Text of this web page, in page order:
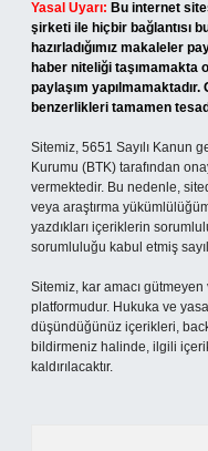
Yasal Uyarı: Bu internet
şirketi ile hiçbir bağlantısı
hazırladığımız makaleler
haber niteliği taşımamakta
paylaşım
benzerlikleri tamamen
Sitemiz, 5651 Sayılı Kanun
Kurumu (BTK) tarafından
vermektedir. Bu nedenle,
veya araştırma
yazdıkları içeriklerin
sorumluluğu kabul etmiş
Sitemiz, kar amacı
platformudur. Hukuka ve
düşündüğünüz içerikleri,
bildirmeniz halinde, ilgili
kaldırılacaktır.